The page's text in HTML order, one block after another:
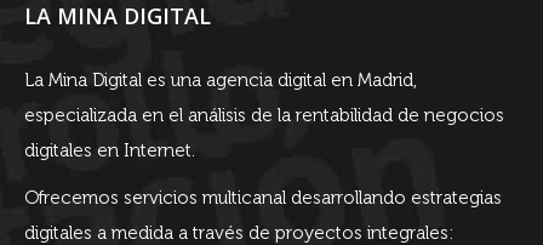
LA MINA DIGITAL
La Mina Digital es una agencia digital en Madrid,
especializada en el análisis de la rentabilidad de negocios
digitales en Internet.
Ofrecemos servicios multicanal desarrollando estrategias
digitales a medida a través de proyectos integrales: